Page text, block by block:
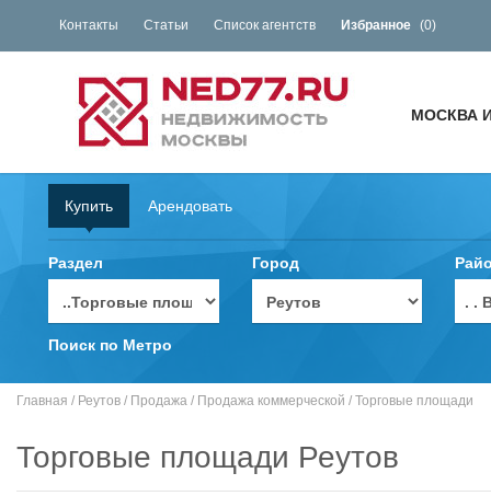
Контакты Статьи Список агентств Избранное (0)
МОСКВА
Купить Арендовать
Раздел Город
. .
Поиск по Метро
Главная / Реутов / Продажа / Продажа коммерческой / Торговые площади
Торговые площади Реутов